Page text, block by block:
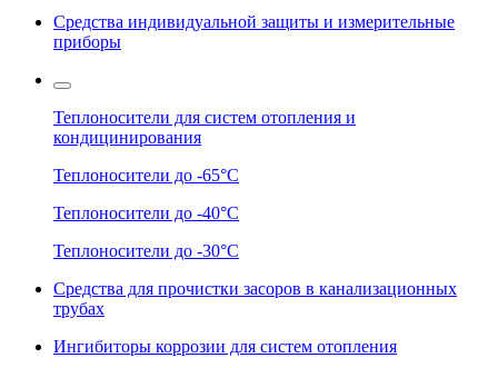
Средства индивидуальной защиты и измерительные
приборы
Теплоносители для систем отопления и
кондицинирования
Теплоносители до -65°C
Теплоносители до -40°C
Теплоносители до -30°C
Средства для прочистки засоров в канализационных
трубах
Ингибиторы коррозии для систем отопления